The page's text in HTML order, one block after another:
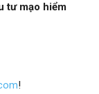
tư mạo hiểm
!